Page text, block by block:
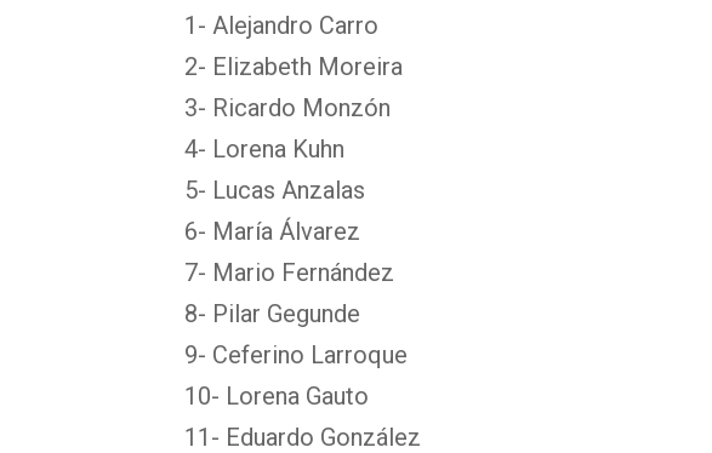
1- Alejandro Carro
2- Elizabeth Moreira
3- Ricardo Monzón
4- Lorena Kuhn
5- Lucas Anzalas
6- María Álvarez
7- Mario Fernández
8- Pilar Gegunde
9- Ceferino Larroque
10- Lorena Gauto
11- Eduardo González